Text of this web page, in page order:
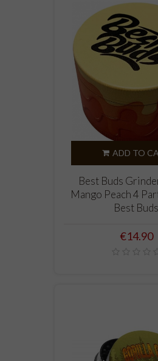
ADD TO
Best Buds
Mango Peach 4
Best Buds
Price
€14.90